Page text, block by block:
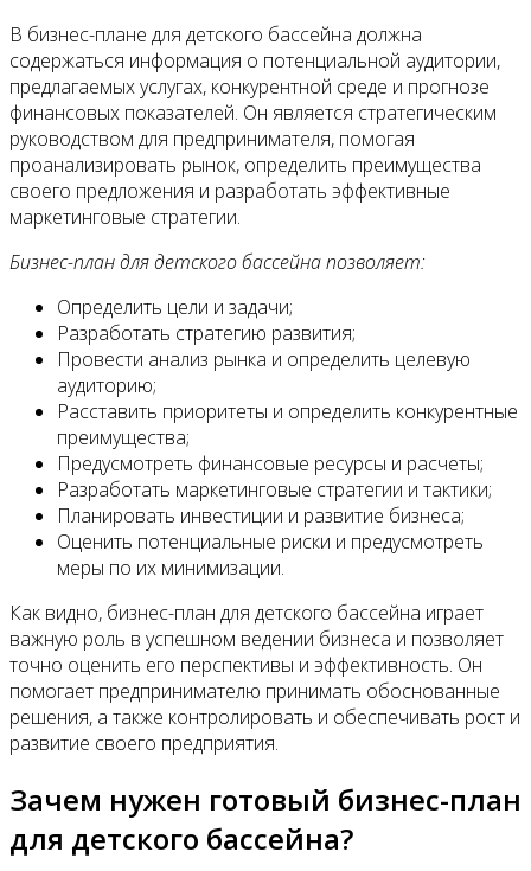
В бизнес-плане для детского бассейна должна
содержаться информация о потенциальной аудитории,
предлагаемых услугах, конкурентной среде и прогнозе
финансовых показателей. Он является стратегическим
руководством для предпринимателя, помогая
проанализировать рынок, определить преимущества
своего предложения и разработать эффективные
маркетинговые стратегии.
Бизнес-план для детского бассейна позволяет:
Определить цели и задачи;
Разработать стратегию развития;
Провести анализ рынка и определить целевую
аудиторию;
Расставить приоритеты и определить конкурентные
преимущества;
Предусмотреть финансовые ресурсы и расчеты;
Разработать маркетинговые стратегии и тактики;
Планировать инвестиции и развитие бизнеса;
Оценить потенциальные риски и предусмотреть
меры по их минимизации.
Как видно, бизнес-план для детского бассейна играет
важную роль в успешном ведении бизнеса и позволяет
точно оценить его перспективы и эффективность. Он
помогает предпринимателю принимать обоснованные
решения, а также контролировать и обеспечивать рост и
развитие своего предприятия.
Зачем нужен готовый бизнес-план
для детского бассейна?